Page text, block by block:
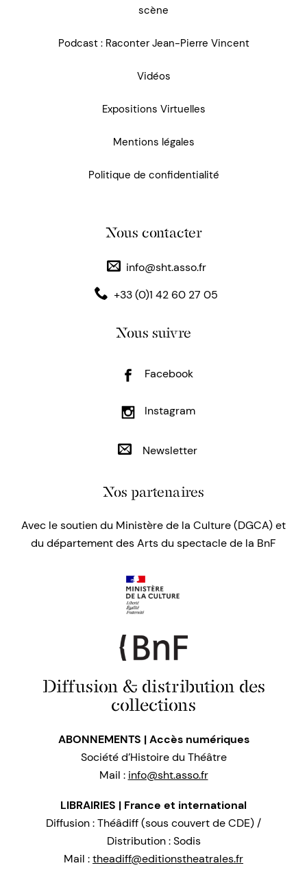
scène
Podcast : Raconter Jean-Pierre Vincent
Vidéos
Expositions Virtuelles
Mentions légales
Politique de confidentialité
Nous contacter
info@sht.asso.fr
+33 (0)1 42 60 27 05
Nous suivre
Facebook
Instagram
Newsletter
Nos partenaires
Avec le soutien du Ministère de la Culture (DGCA) et
du département des Arts du spectacle de la BnF
Diffusion & distribution des
collections
ABONNEMENTS | Accès numériques
Société d’Histoire du Théâtre
Mail : info@sht.asso.fr
LIBRAIRIES | France et international
Diffusion : Théâdiff (sous couvert de CDE) /
Distribution : Sodis
Mail :theadiff@editionstheatrales.fr